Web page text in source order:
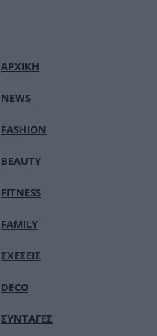
ΑΡΧΙΚΗ
NEWS
FASHION
BEAUTY
FITNESS
FAMILY
ΣΧΕΣΕΙΣ
DECO
ΣΥΝΤΑΓΕΣ